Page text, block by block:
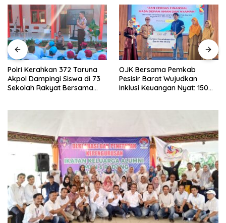
Polri Kerahkan 372 Taruna
Akpol Dampingi Siswa di 73
Sekolah Rakyat Bersama
OJK Bersama Pemkab
Pesisir Barat Wujudkan
Inklusi Keuangan Nyat: 150